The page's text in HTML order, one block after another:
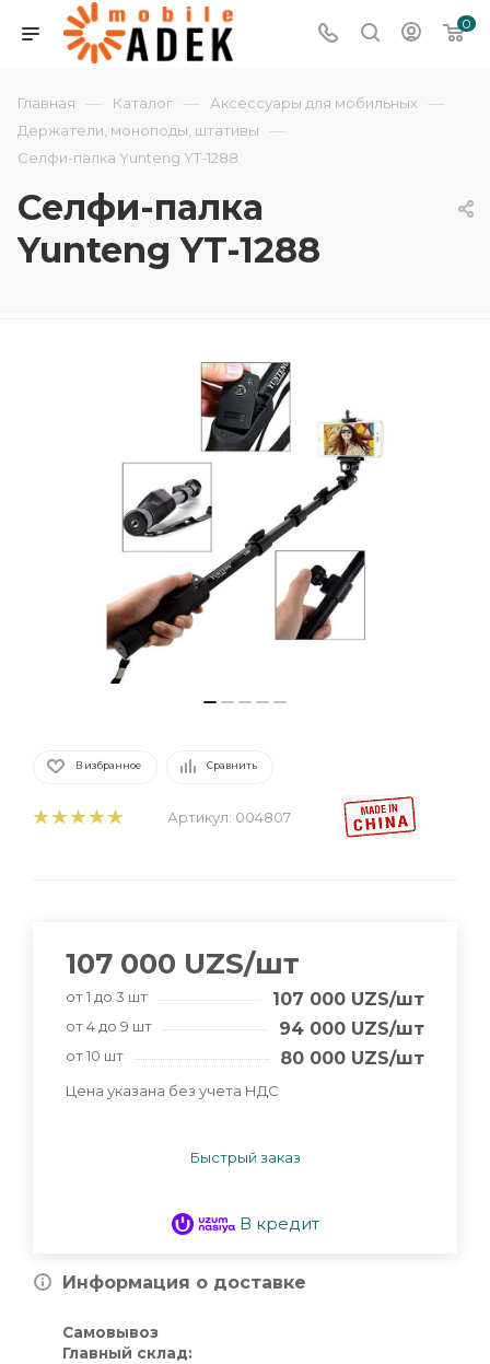
0
Главная — Каталог — Аксессуары для мобильных —
Держатели, моноподы, штативы —
Селфи-палка Yunteng YT-1288
Селфи-палка
Yunteng YT-1288
В избранное Сравнить
Артикул: 004807
107 000 UZS/шт
от 1 до 3 шт 107 000 UZS/шт
от 4 до 9 шт 94 000 UZS/шт
от 10 шт 80 000 UZS/шт
Цена указана без учета НДС
Быстрый заказ
В кредит
Информация о доставке
Самовывоз
Главный склад: